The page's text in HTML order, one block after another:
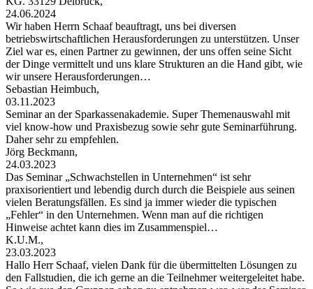
24.06.2024
Wir haben Herrn Schaaf beauftragt, uns bei diversen
betriebswirtschaftlichen Herausforderungen zu unterstützen. Unser
Ziel war es, einen Partner zu gewinnen, der uns offen seine Sicht
der Dinge vermittelt und uns klare Strukturen an die Hand gibt, wie
wir unsere Herausforderungen…
Sebastian Heimbuch,
03.11.2023
Seminar an der Sparkassenakademie. Super Themenauswahl mit
viel know-how und Praxisbezug sowie sehr gute Seminarführung.
Daher sehr zu empfehlen.
Jörg Beckmann,
24.03.2023
Das Seminar „Schwachstellen in Unternehmen“ ist sehr
praxisorientiert und lebendig durch durch die Beispiele aus seinen
vielen Beratungsfällen. Es sind ja immer wieder die typischen
„Fehler“ in den Unternehmen. Wenn man auf die richtigen
Hinweise achtet kann dies im Zusammenspiel…
K.U.M.,
23.03.2023
Hallo Herr Schaaf, vielen Dank für die übermittelten Lösungen zu
den Fallstudien, die ich gerne an die Teilnehmer weitergeleitet habe.